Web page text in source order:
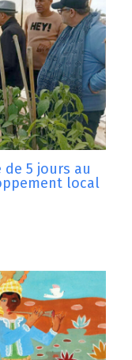
de 5 jours au
local